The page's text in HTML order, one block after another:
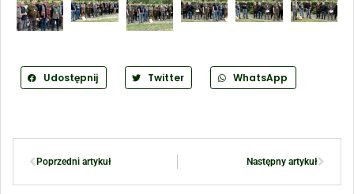
Udostępnij Twitter WhatsApp
Poprzedni artykuł Następny artykuł